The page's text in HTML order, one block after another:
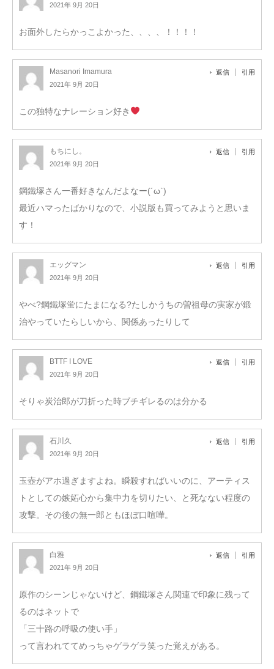
2021年 9月 20日
お面外したらかっこよかった、、、、！！！！
Masanori Imamura
2021年 9月 20日
返信 引用
この独特なナレーション好き
もちにし。
2021年 9月 20日
返信 引用
鋼鐵塚さん一番好きなんだよなー(´ω`)
最近ハマったばかりなので、小説版も買ってみようと思いま
す！
エッグマン
2021年 9月 20日
返信 引用
やべ?鋼鐵塚蛍にたまになる?たしかうちの曽祖母の実家が鍛
治やっていたらしいから、関係あったりして
BTTF I LOVE
2021年 9月 20日
返信 引用
そりゃ炭治郎が刀折った時ブチギレるのは分かる
石川久
2021年 9月 20日
返信 引用
玉壺がアホ過ぎますよね。瞬殺すればいいのに、アーティス
トとしての嫉妬心から集中力を切りたい、と死なない程度の
攻撃。その後の無一郎ともほぼ口喧嘩。
白雅
2021年 9月 20日
返信 引用
原作のシーンじゃないけど、鋼鐵塚さん関連で印象に残って
るのはネットで
「三十路の呼吸の使い手」
って言われててめっちゃゲラゲラ笑った覚えがある。